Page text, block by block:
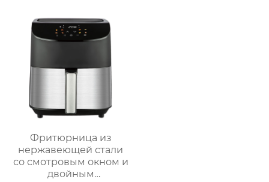
Фритюрница из
нержавеющей стали
со смотровым окном и
двойным